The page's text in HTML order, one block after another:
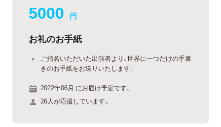
5000 円
お礼のお手紙
ご指名いただいた出演者より、世界に一つだけの手書
きのお手紙をお送りいたします！
2022年06月 にお届け予定です。
26人が応援しています。